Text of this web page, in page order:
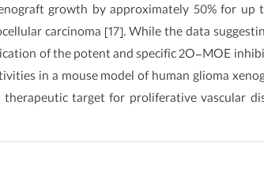
growth by approximately 50% for
carcinoma [17]. While the data
of the potent and specific 2O-MOE
in a mouse model of human glioma
therapeutic target for proliferative vascular